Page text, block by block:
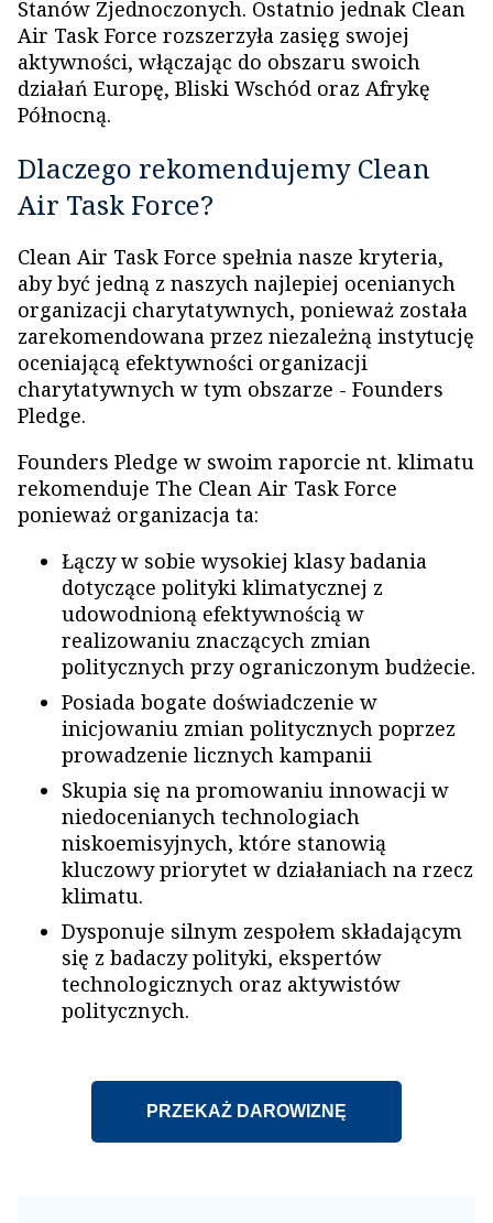
Stanów Zjednoczonych. Ostatnio jednak Clean
Air Task Force rozszerzyła zasięg swojej
aktywności, włączając do obszaru swoich
działań Europę, Bliski Wschód oraz Afrykę
Północną.
Dlaczego rekomendujemy Clean
Air Task Force?
Clean Air Task Force spełnia nasze kryteria,
aby być jedną z naszych najlepiej ocenianych
organizacji charytatywnych, ponieważ została
zarekomendowana przez niezależną instytucję
oceniającą efektywności organizacji
charytatywnych w tym obszarze - Founders
Pledge.
Founders Pledge w swoim raporcie nt. klimatu
rekomenduje The Clean Air Task Force
ponieważ organizacja ta:
Łączy w sobie wysokiej klasy badania
dotyczące polityki klimatycznej z
udowodnioną efektywnością w
realizowaniu znaczących zmian
politycznych przy ograniczonym budżecie.
Posiada bogate doświadczenie w
inicjowaniu zmian politycznych poprzez
prowadzenie licznych kampanii
Skupia się na promowaniu innowacji w
niedocenianych technologiach
niskoemisyjnych, które stanowią
kluczowy priorytet w działaniach na rzecz
klimatu.
Dysponuje silnym zespołem składającym
się z badaczy polityki, ekspertów
technologicznych oraz aktywistów
politycznych.
PRZEKAŻ DAROWIZNĘ